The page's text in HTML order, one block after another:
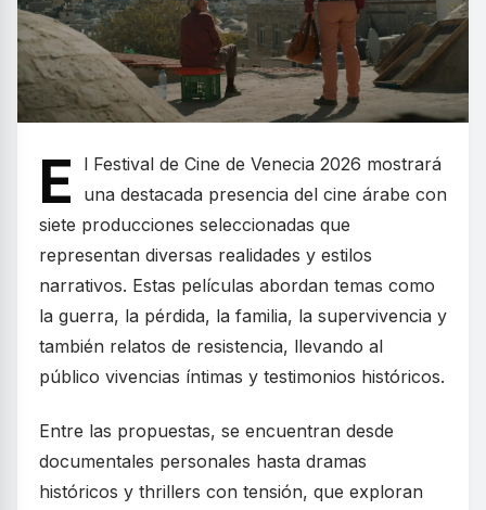
E
l Festival de Cine de Venecia 2026 mostrará
una destacada presencia del cine árabe con
siete producciones seleccionadas que
representan diversas realidades y estilos
narrativos. Estas películas abordan temas como
la guerra, la pérdida, la familia, la supervivencia y
también relatos de resistencia, llevando al
público vivencias íntimas y testimonios históricos.
Entre las propuestas, se encuentran desde
documentales personales hasta dramas
históricos y thrillers con tensión, que exploran